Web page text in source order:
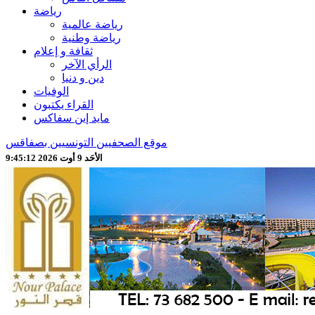
رياضة
رياضة عالمية
رياضة وطنية
ثقافة و إعلام
الرأي الآخر
دين و دنيا
الوفيات
القراء يكتبون
مايد إين سفاكس
موقع الصحفيين التونسيين بصفاقس
الأحَد 9 أوت 2026 9:45:14